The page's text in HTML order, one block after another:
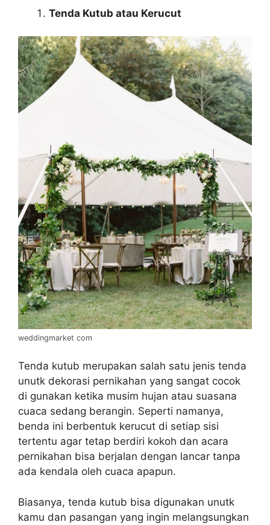
Tenda Kutub atau Kerucut
weddingmarket com
Tenda kutub merupakan salah satu jenis tenda
unutk dekorasi pernikahan yang sangat cocok
di gunakan ketika musim hujan atau suasana
cuaca sedang berangin. Seperti namanya,
benda ini berbentuk kerucut di setiap sisi
tertentu agar tetap berdiri kokoh dan acara
pernikahan bisa berjalan dengan lancar tanpa
ada kendala oleh cuaca apapun.
Biasanya, tenda kutub bisa digunakan unutk
kamu dan pasangan yang ingin melangsungkan